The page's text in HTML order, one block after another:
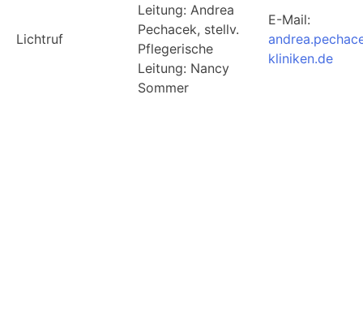
Lichtruf
Leitung: Andrea
Pechacek, stellv.
Pflegerische
Leitung: Nancy
Sommer
E-Mail:
kliniken.de